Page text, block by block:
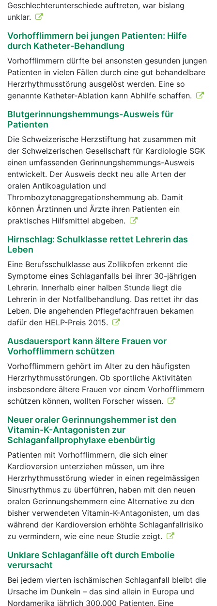
Geschlechterunterschiede auftreten, war bislang
unklar.
Vorhofflimmern bei jungen Patienten: Hilfe
durch Katheter-Behandlung
Vorhofflimmern dürfte bei ansonsten gesunden jungen
Patienten in vielen Fällen durch eine gut behandelbare
Herzrhythmusstörung ausgelöst werden. Eine so
genannte Katheter-Ablation kann Abhilfe schaffen.
Blutgerinnungshemmungs-Ausweis für
Patienten
Die Schweizerische Herzstiftung hat zusammen mit
der Schweizerischen Gesellschaft für Kardiologie SGK
einen umfassenden Gerinnungshemmungs-Ausweis
entwickelt. Der Ausweis deckt neu alle Arten der
oralen Antikoagulation und
Thrombozytenaggregationshemmung ab. Damit
können Ärztinnen und Ärzte ihren Patienten ein
praktisches Hilfsmittel abgeben.
Hirnschlag: Schulklasse rettet Lehrerin das
Leben
Eine Berufsschulklasse aus Zollikofen erkennt die
Symptome eines Schlaganfalls bei ihrer 30-jährigen
Lehrerin. Innerhalb einer halben Stunde liegt die
Lehrerin in der Notfallbehandlung. Das rettet ihr das
Leben. Die angehenden Pflegefachfrauen bekamen
dafür den HELP-Preis 2015.
Ausdauersport kann ältere Frauen vor
Vorhofflimmern schützen
Vorhofflimmern gehört im Alter zu den häufigsten
Herzrhythmusstörungen. Ob sportliche Aktivitäten
insbesondere ältere Frauen vor einem Vorhofflimmern
schützen können, wollten Forscher wissen.
Neuer oraler Gerinnungshemmer ist den
Vitamin-K-Antagonisten zur
Schlaganfallprophylaxe ebenbürtig
Patienten mit Vorhofflimmern, die sich einer
Kardioversion unterziehen müssen, um ihre
Herzrhythmusstörung wieder in einen regelmässigen
Sinusrhythmus zu überführen, haben mit den neuen
oralen Gerinnungshemmern eine Alternative zu den
bisher verwendeten Vitamin-K-Antagonisten, um das
während der Kardioversion erhöhte Schlaganfallrisiko
zu vermindern, wie eine neue Studie zeigt.
Unklare Schlaganfälle oft durch Embolie
verursacht
Bei jedem vierten ischämischen Schlaganfall bleibt die
Ursache im Dunkeln – das sind allein in Europa und
Nordamerika jährlich 300.000 Patienten. Eine